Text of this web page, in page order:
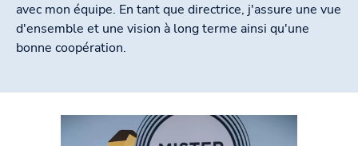
avec mon équipe. En tant que directrice, j'assure une vue
d'ensemble et une vision à long terme ainsi qu'une
bonne coopération.